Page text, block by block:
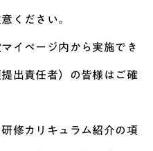
ください。
イページ内から実施でき
出責任者）の皆様はご確
修カリキュラム紹介の項